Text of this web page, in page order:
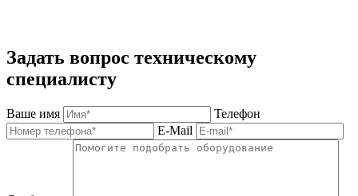
Задать вопрос техническому
специалисту
Ваше имя
Телефон
E-Mail